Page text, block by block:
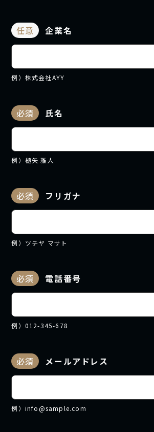
任意 企業名
例）株式会社AYY
必須 氏名
例）槌矢 雅人
必須 フリガナ
例）ツチヤ マサト
必須 電話番号
例）012-345-678
必須 メールアドレス
例）info@sample.com